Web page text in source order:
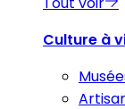
Culture à